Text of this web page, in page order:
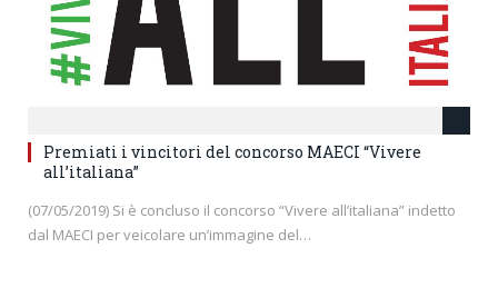
Premiati i vincitori del concorso MAECI “Vivere
all’italiana”
(07/05/2019) Si è concluso il concorso “Vivere all’italiana” indetto
dal MAECI per veicolare un’immagine del…